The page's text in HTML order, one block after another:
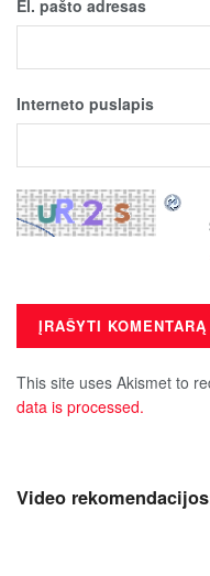
El. pašto adresas
Interneto puslapis
This site uses Akismet to
data is processed.
Video